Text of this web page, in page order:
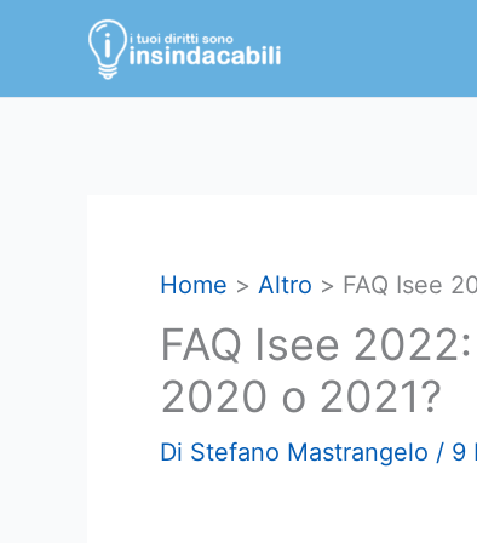
contenuto
Home Altro FAQ Isee
FAQ Isee
2020 o 2021?
Di Stefano Mastrangelo / 9